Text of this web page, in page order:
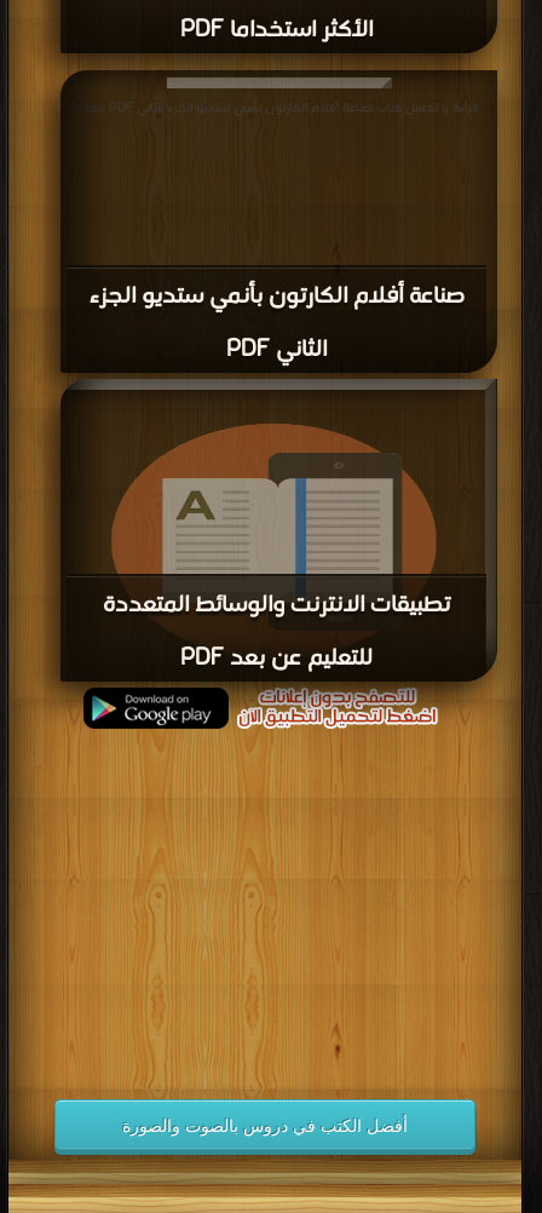
الأكثر استخداما PDF
صناعة أفلام الكارتون بأنمي ستديو الجزء
الثاني PDF
قراءة و تحميل كتاب صناعة أفلام الكارتون بأنمي ستديو الجزء الثاني PDF مجانا
تطبيقات الانترنت والوسائط المتعددة
للتعليم عن بعد PDF
قراءة و تحميل كتاب تطبيقات الانترنت والوسائط المتعددة للتعليم عن بعد PDF مجانا
أفضل الكتب في دروس بالصوت والصورة